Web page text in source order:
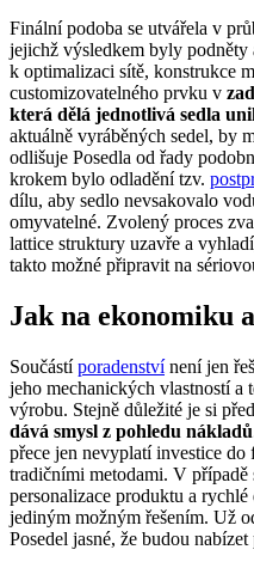
Finální podoba se utvářela v
jejichž výsledkem byly podněty
k optimalizaci sítě, konstrukce
customizovatelného prvku v
která dělá jednotlivá sedla
aktuálně vyráběných sedel, by
odlišuje Posedla od řady
krokem bylo odladění tzv.
dílu, aby sedlo nevsakovalo
omyvatelné. Zvolený proces
lattice struktury uzavře a
takto možné připravit na
Jak na ekonomiku
Součástíporadenstvínení jen
jeho mechanických vlastností a
výrobu. Stejně důležité je si
dává smysl z pohledu nákladů
přece jen nevyplatí investice
tradičními metodami. V případě
personalizace produktu a
jediným možným řešením. Už
Posedel jasné, že budou